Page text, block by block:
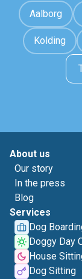
Aalborg
Kolding
About us
Our story
In the press
Blog
Services
Dog
Doggy Day
House
Dog Sitting